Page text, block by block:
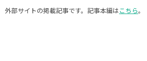
外部サイトの掲載記事です。記事本編はこちら。